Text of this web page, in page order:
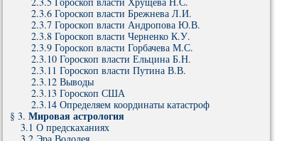
2.3.6 Гороскоп власти Брежнева Л.И.
2.3.7 Гороскоп власти Андропова Ю.В.
2.3.8 Гороскоп власти Черненко К.У.
2.3.9 Гороскоп власти Горбачева М.С.
2.3.10 Гороскоп власти Ельцина Б.Н.
2.3.11 Гороскоп власти Путина В.В.
2.3.12 Выводы
2.3.13 Гороскоп США
2.3.14 Определяем координаты катастроф
§ 3. Мировая астрология
3.1 О предскаханиях